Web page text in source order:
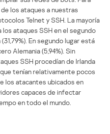
los ataques a nuestras
Telnet y SSH. La mayoría
ataques SSH en el segundo
En segundo lugar está
Alemania (5,94%). Sin
SSH procedían de Irlanda
que tenían relativamente pocos
los atacantes ubicados en
capaces de infectar
en todo el mundo.